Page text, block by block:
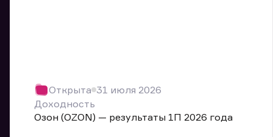
Открыта 31 июля 2026
Доходность
Озон (OZON) — результаты 1П 2026 года
Мы